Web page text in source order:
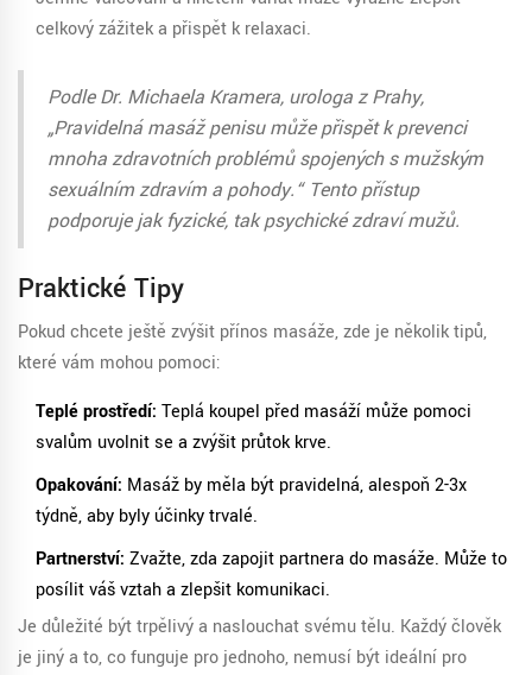
celkový zážitek a přispět k relaxaci.
Podle Dr. Michaela Kramera, urologa z Prahy,
„Pravidelná masáž penisu může přispět k prevenci
mnoha zdravotních problémů spojených s mužským
sexuálním zdravím a pohody.“ Tento přístup
podporuje jak fyzické, tak psychické zdraví mužů.
Praktické Tipy
Pokud chcete ještě zvýšit přínos masáže, zde je několik tipů,
které vám mohou pomoci:
Teplé prostředí: Teplá koupel před masáží může pomoci
svalům uvolnit se a zvýšit průtok krve.
Opakování: Masáž by měla být pravidelná, alespoň 2-3x
týdně, aby byly účinky trvalé.
Partnerství: Zvažte, zda zapojit partnera do masáže. Může to
posílit váš vztah a zlepšit komunikaci.
Je důležité být trpělivý a naslouchat svému tělu. Každý člověk
je jiný a to, co funguje pro jednoho, nemusí být ideální pro